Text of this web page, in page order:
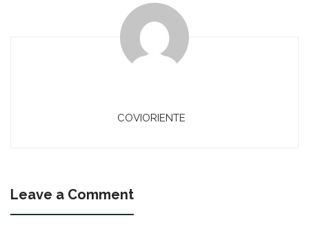
COVIORIENTE
Leave a Comment